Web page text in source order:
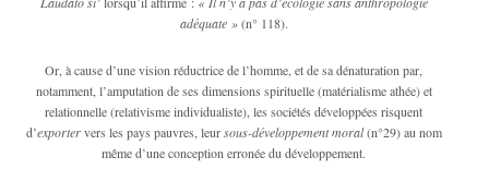
adéquate »(n° 118).
Or, à cause d’une vision réductrice de l’homme, et de sa dénaturation par,
notamment, l’amputation de ses dimensions spirituelle (matérialisme athée) et
relationnelle (relativisme individualiste), les sociétés développées risquent
d’exportervers les pays pauvres, leursous-développement moral(n°29) au nom
même d’une conception erronée du développement.